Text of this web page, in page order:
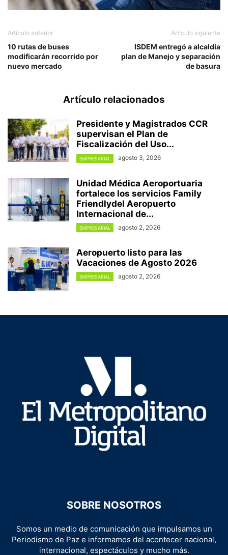
Artículo anterior
10 rutas de buses
modificarán recorrido por
nuevo mercado
Artículo siguiente
ISDEM entregó a alcaldía
plan de Manejo y separación
de basura
Artículo relacionados
Presidente y Magistrados CCR
supervisan el Plan de
Fiscalización del Uso...
EMPRESARIAL agosto 3, 2026
Unidad Médica Aeroportuaria
fortalece los servicios Family
Friendlydel Aeropuerto
Internacional de...
EMPRESARIAL agosto 2, 2026
Aeropuerto listo para las
Vacaciones de Agosto 2026
EMPRESARIAL agosto 2, 2026
SOBRE NOSOTROS
Somos un medio de comunicación que impulsamos un
Periodismo de Paz e informamos del acontecer nacional,
internacional, espectáculos y mucho más.